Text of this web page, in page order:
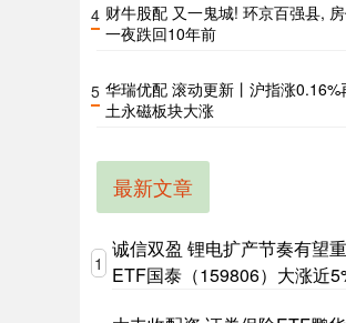
4 财牛股配 又一鬼城! 环京百强县,
一夜跌回10年前
5 华瑞优配 滚动更新丨沪指涨
土永磁板块大涨
最新文章
1
诚信双盈 锂电扩产节奏有望
ETF国泰（159806）大涨近